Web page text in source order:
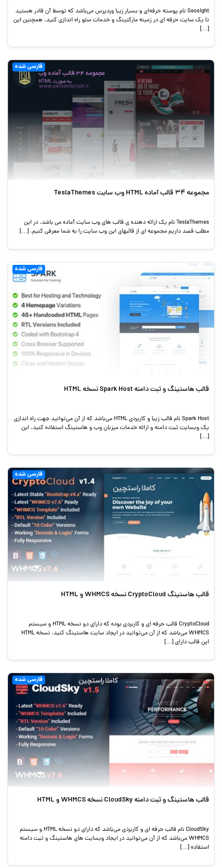
Seosight نام پوسته حرفه‌ای و بسیار زیبا وردپرس می‌باشد که توسط آن قادر هستید
تا یک سایت حرفه ای در زمینه مارکتینگ و خدمات سئو راه اندازی کنید. همچنین این
[…]
فارسی شده
مجموعه 34 قالب آماده HTML وب سایت TeslaThemes
TeslaThemes نام یک ارائه دهنده ی قالب های وب سایت آماده می باشد. در این
مطلب قصد داریم مجموعه ای از قالبهای این وب سایت را به شما معرفی کنیم. […]
فارسی شده
قالب هاستینگ و ثبت دامنه Spark Host نسخه HTML
Spark Host نام قالب زیبا و کاربردی HTML می‌باشد که از آن می‌توانید جهت راه اندازی
یک وبسایت ثبت دامنه و ارائه خدمات میزبان وب و هاستینگ استفاده کنید. این
[…]
فارسی شده
قالب هاستینگ CryptoCloud نسخه WHMCS و HTML
CryptoCloud قالب حرفه ای و کاربردی بوده که دارای دو نسخه HTML و سیستم
WHMCS می‌باشد که از آن می‌توانید در ایجاد سایت هاستینگ کنید. نسخه HTML
این قالب دارای […]
فارسی شده
قالب هاستینگ و ثبت دامنه CloudSky نسخه WHMCS و HTML
CloudSky نام قالب حرفه ای و کاربردی می‌باشد که دارای دو نسخه HTML و سیستم
WHMCS می‌باشد که از آن می‌توانید در ایجاد وبسایت های هاستینگ و ثبت دامنه
استفاده […]